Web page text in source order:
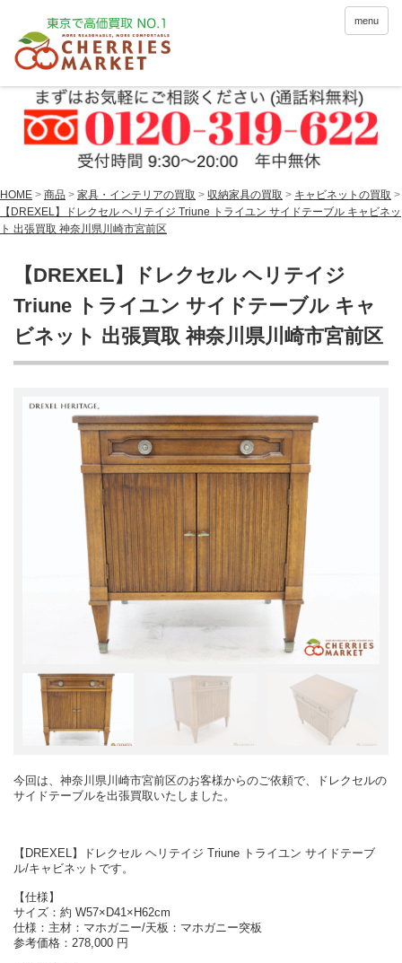
menu
HOME > 商品 > 家具・インテリアの買取 > 収納家具の買取 > キャビネットの買取 >
【DREXEL】ドレクセル ヘリテイジ Triune トライユン サイドテーブル キャビネッ
ト 出張買取 神奈川県川崎市宮前区
【DREXEL】ドレクセル ヘリテイジ
Triune トライユン サイドテーブル キャ
ビネット 出張買取 神奈川県川崎市宮前区
今回は、神奈川県川崎市宮前区のお客様からのご依頼で、ドレクセルの
サイドテーブルを出張買取いたしました。
【DREXEL】ドレクセル ヘリテイジ Triune トライユン サイドテーブ
ル/キャビネットです。
【仕様】
サイズ：約 W57×D41×H62cm
仕様：主材：マホガニー/天板：マホガニー突板
参考価格：278,000 円